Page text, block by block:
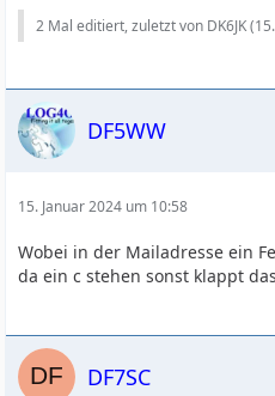
2 Mal editiert, zuletzt von DK6JK (
DF5WW
15. Januar 2024 um 10:58
Wobei in der Mailadresse ein
da ein c stehen sonst klappt
DF7SC